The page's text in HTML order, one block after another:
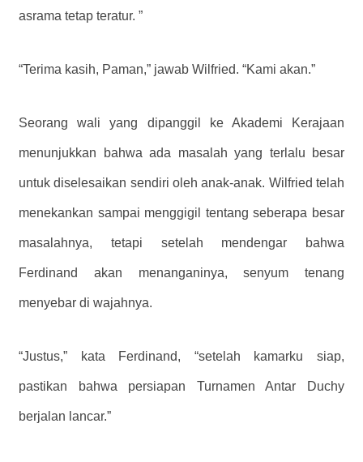
asrama tetap teratur. ”
“Terima kasih, Paman,” jawab Wilfried. “Kami akan.”
Seorang wali yang dipanggil ke Akademi Kerajaan
menunjukkan bahwa ada masalah yang terlalu besar
untuk diselesaikan sendiri oleh anak-anak. Wilfried telah
menekankan sampai menggigil tentang seberapa besar
masalahnya, tetapi setelah mendengar bahwa
Ferdinand akan menanganinya, senyum tenang
menyebar di wajahnya.
“Justus,” kata Ferdinand, “setelah kamarku siap,
pastikan bahwa persiapan Turnamen Antar Duchy
berjalan lancar.”